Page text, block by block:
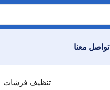
تواصل معنا
تنظيف فرشات